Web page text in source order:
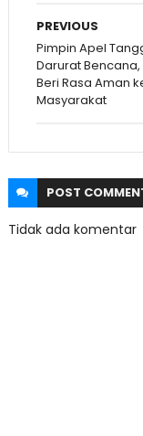
PREVIOUS
Pimpin Apel
Darurat Bencana,
Beri Rasa Aman
Masyarakat
POST
Tidak ada komentar